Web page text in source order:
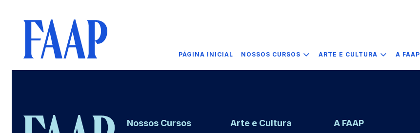
PÁGINA INICIAL NOSSOS CURSOS ARTE E CULTURA A FAAP
Nossos Cursos Arte e Cultura A FAAP